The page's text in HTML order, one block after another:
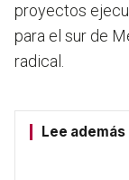
proyectos
para el sur de
radical.
Lee además